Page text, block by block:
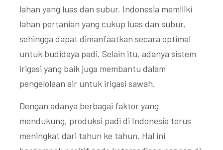
lahan yang luas dan subur. Indonesia memiliki
lahan pertanian yang cukup luas dan subur,
sehingga dapat dimanfaatkan secara optimal
untuk budidaya padi. Selain itu, adanya sistem
irigasi yang baik juga membantu dalam
pengelolaan air untuk irigasi sawah.
Dengan adanya berbagai faktor yang
mendukung, produksi padi di Indonesia terus
meningkat dari tahun ke tahun. Hal ini